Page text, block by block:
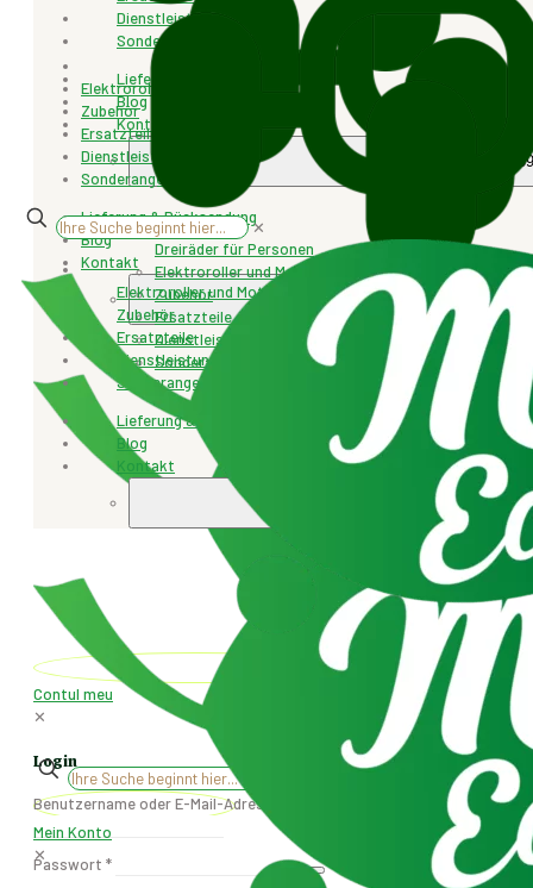
Dienstleistungen
Sonderangebot
Lieferung & Rücksendung
Blog
Kontakt
✕
Contul meu
✕
Login
Benutzername oder E-Mail-Adresse
Passwort *
Elektroroller und Motorräder
Zubehör
Ersatzteile
Dienstleistungen
Sonderangebot
Lieferung & Rücksendung
Blog
Kontakt
+4077.471.259
Mein Konto
✕
Dreiräder für Personen
Elektroroller und Motorräder
Zubehör
Ersatzteile
Dienstleistungen
Sonderangebot
Elektroroller und Motorräder
Zubehör
Ersatzteile
Dienstleistungen
Sonderangebot
Lieferung & Rücksendung
Blog
Kontakt
+4077.471.259